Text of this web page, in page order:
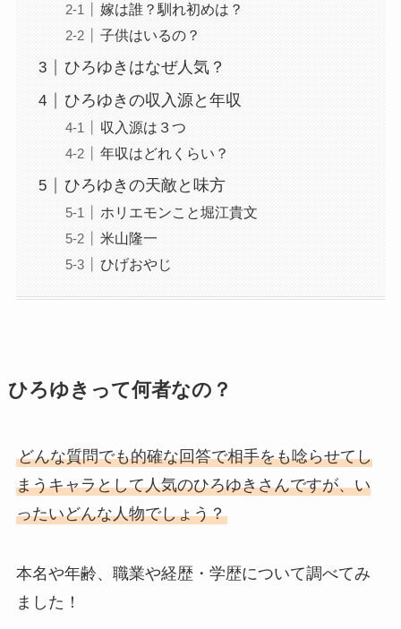
嫁は誰？馴れ初めは？
子供はいるの？
ひろゆきはなぜ人気？
ひろゆきの収入源と年収
収入源は３つ
年収はどれくらい？
ひろゆきの天敵と味方
ホリエモンこと堀江貴文
米山隆一
ひげおやじ
ひろゆきって何者なの？
どんな質問でも的確な回答で相手をも唸らせてし
まうキャラとして人気のひろゆきさんですが、い
ったいどんな人物でしょう？
本名や年齢、職業や経歴・学歴について調べてみ
ました！